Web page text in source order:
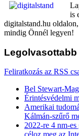
is
digitalstand.hu
mindig Önnél legyen!
Legolvasottabb
Feliratkozás az RSS
Bel Stewart-
Érintésvédelmi
Amerikai
Kálmán-szűrő
2022-re 4 nm-